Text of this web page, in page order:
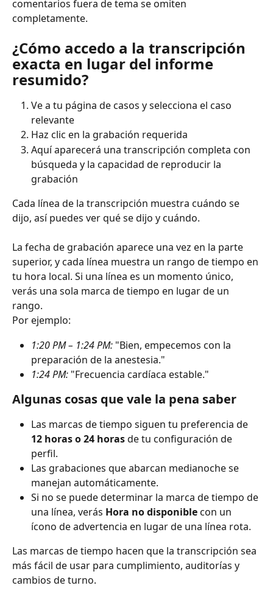
comentarios fuera de tema se omiten
completamente.
¿Cómo accedo a la transcripción
exacta en lugar del informe
resumido?
Ve a tu página de casos y selecciona el caso
relevante
Haz clic en la grabación requerida
Aquí aparecerá una transcripción completa con
búsqueda y la capacidad de reproducir la
grabación
Cada línea de la transcripción muestra cuándo se
dijo, así puedes ver qué se dijo y cuándo.
La fecha de grabación aparece una vez en la parte
superior, y cada línea muestra un rango de tiempo en
tu hora local. Si una línea es un momento único,
verás una sola marca de tiempo en lugar de un
rango.
Por ejemplo:
1:20 PM – 1:24 PM: "Bien, empecemos con la
preparación de la anestesia."
1:24 PM: "Frecuencia cardíaca estable."
Algunas cosas que vale la pena saber
Las marcas de tiempo siguen tu preferencia de
12 horas o 24 horas de tu configuración de
perfil.
Las grabaciones que abarcan medianoche se
manejan automáticamente.
Si no se puede determinar la marca de tiempo de
una línea, verás Hora no disponible con un
ícono de advertencia en lugar de una línea rota.
Las marcas de tiempo hacen que la transcripción sea
más fácil de usar para cumplimiento, auditorías y
cambios de turno.